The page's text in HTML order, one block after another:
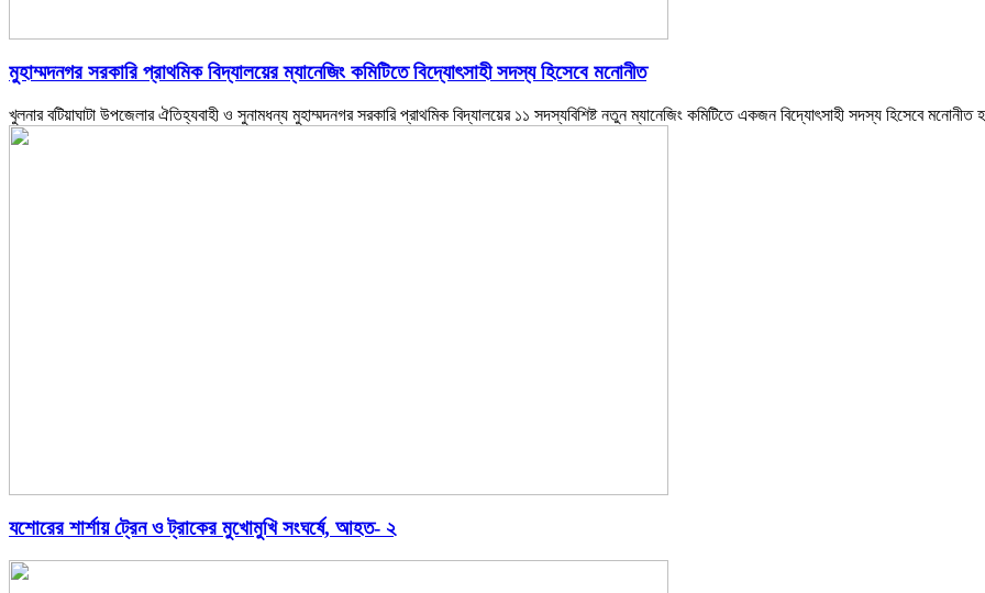
মুহাম্মদনগর সরকারি প্রাথমিক বিদ্যালয়ের ম্যানেজিং কমিটিতে বিদ্যোৎসাহী সদস্য হিসেবে মনোনীত
খুলনার বটিয়াঘাটা উপজেলার ঐতিহ্যবাহী ও সুনামধন্য মুহাম্মদনগর সরকারি প্রাথমিক বিদ্যালয়ের ১১ সদস্যবিশিষ্ট নতুন ম্যানেজিং কমিটিতে একজন বিদ্যোৎসাহী সদস্য হিসেবে
যশোরের শার্শায় ট্রেন ও ট্রাকের মুখোমুখি সংঘর্ষে, আহত- ২